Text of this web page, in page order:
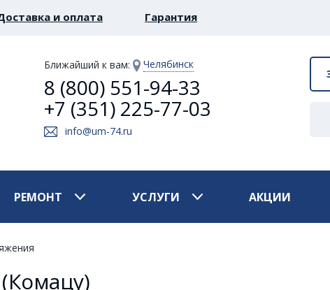
и оплата Гарантия
Ближайший к вам: Челябинск
8 (800) 551-94-33
+7 (351) 225-77-03
info@um-74.ru
РЕМОНТ УСЛУГИ АКЦИИ